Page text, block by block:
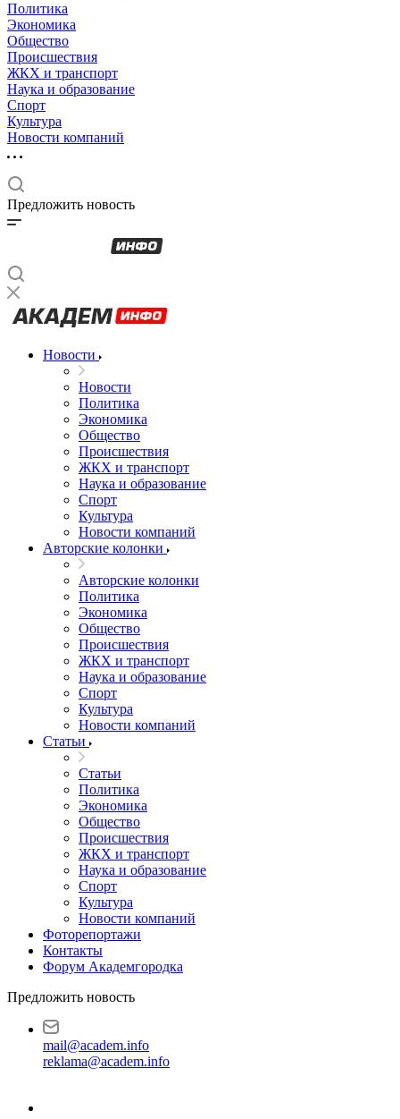
Политика
Экономика
Общество
Происшествия
ЖКХ и транспорт
Наука и образование
Спорт
Культура
Новости компаний
Предложить новость
Новости
Новости
Политика
Экономика
Общество
Происшествия
ЖКХ и транспорт
Наука и образование
Спорт
Культура
Новости компаний
Авторские колонки
Авторские колонки
Политика
Экономика
Общество
Происшествия
ЖКХ и транспорт
Наука и образование
Спорт
Культура
Новости компаний
Статьи
Статьи
Политика
Экономика
Общество
Происшествия
ЖКХ и транспорт
Наука и образование
Спорт
Культура
Новости компаний
Фоторепортажи
Контакты
Форум Академгородка
Предложить новость
mail@academ.info
reklama@academ.info